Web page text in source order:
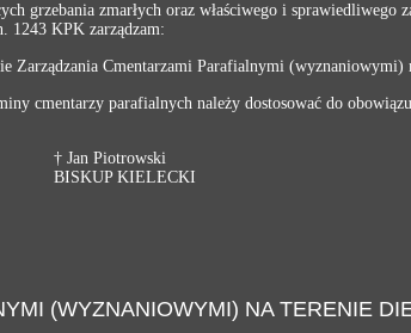
grzebania zmarłych oraz właściwego i sprawiedliwego
1243 KPK zarządzam:
Zarządzania Cmentarzami Parafialnymi
cmentarzy parafialnych należy dostosować do
† Jan Piotrowski
BISKUP KIELECKI
(WYZNANIOWYMI) NA TERENIE